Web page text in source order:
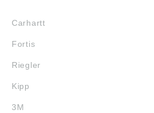
Carhartt
Fortis
Riegler
Kipp
3M